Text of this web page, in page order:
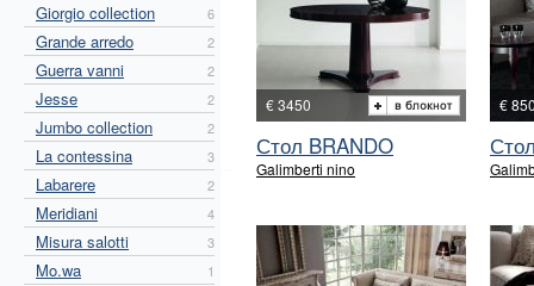
Giorgio collection 6
Grande arredo 2
Guerra vanni 2
Jesse 2
Jumbo collection 2
La contessina 3
Labarere 2
Meridiani 4
Misura salotti 3
Mo.wa 1
€ 3450
Стол BRANDO
Galimberti nino
€